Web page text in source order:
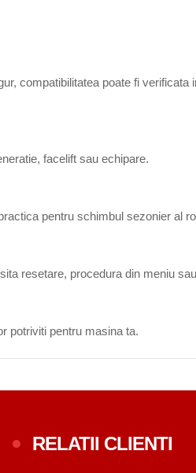
compatibilitatea poate fi verificata
facelift sau echipare.
pentru schimbul sezonier al
resetare, procedura din meniu
potriviti pentru masina ta.
RELATII CLIENTI